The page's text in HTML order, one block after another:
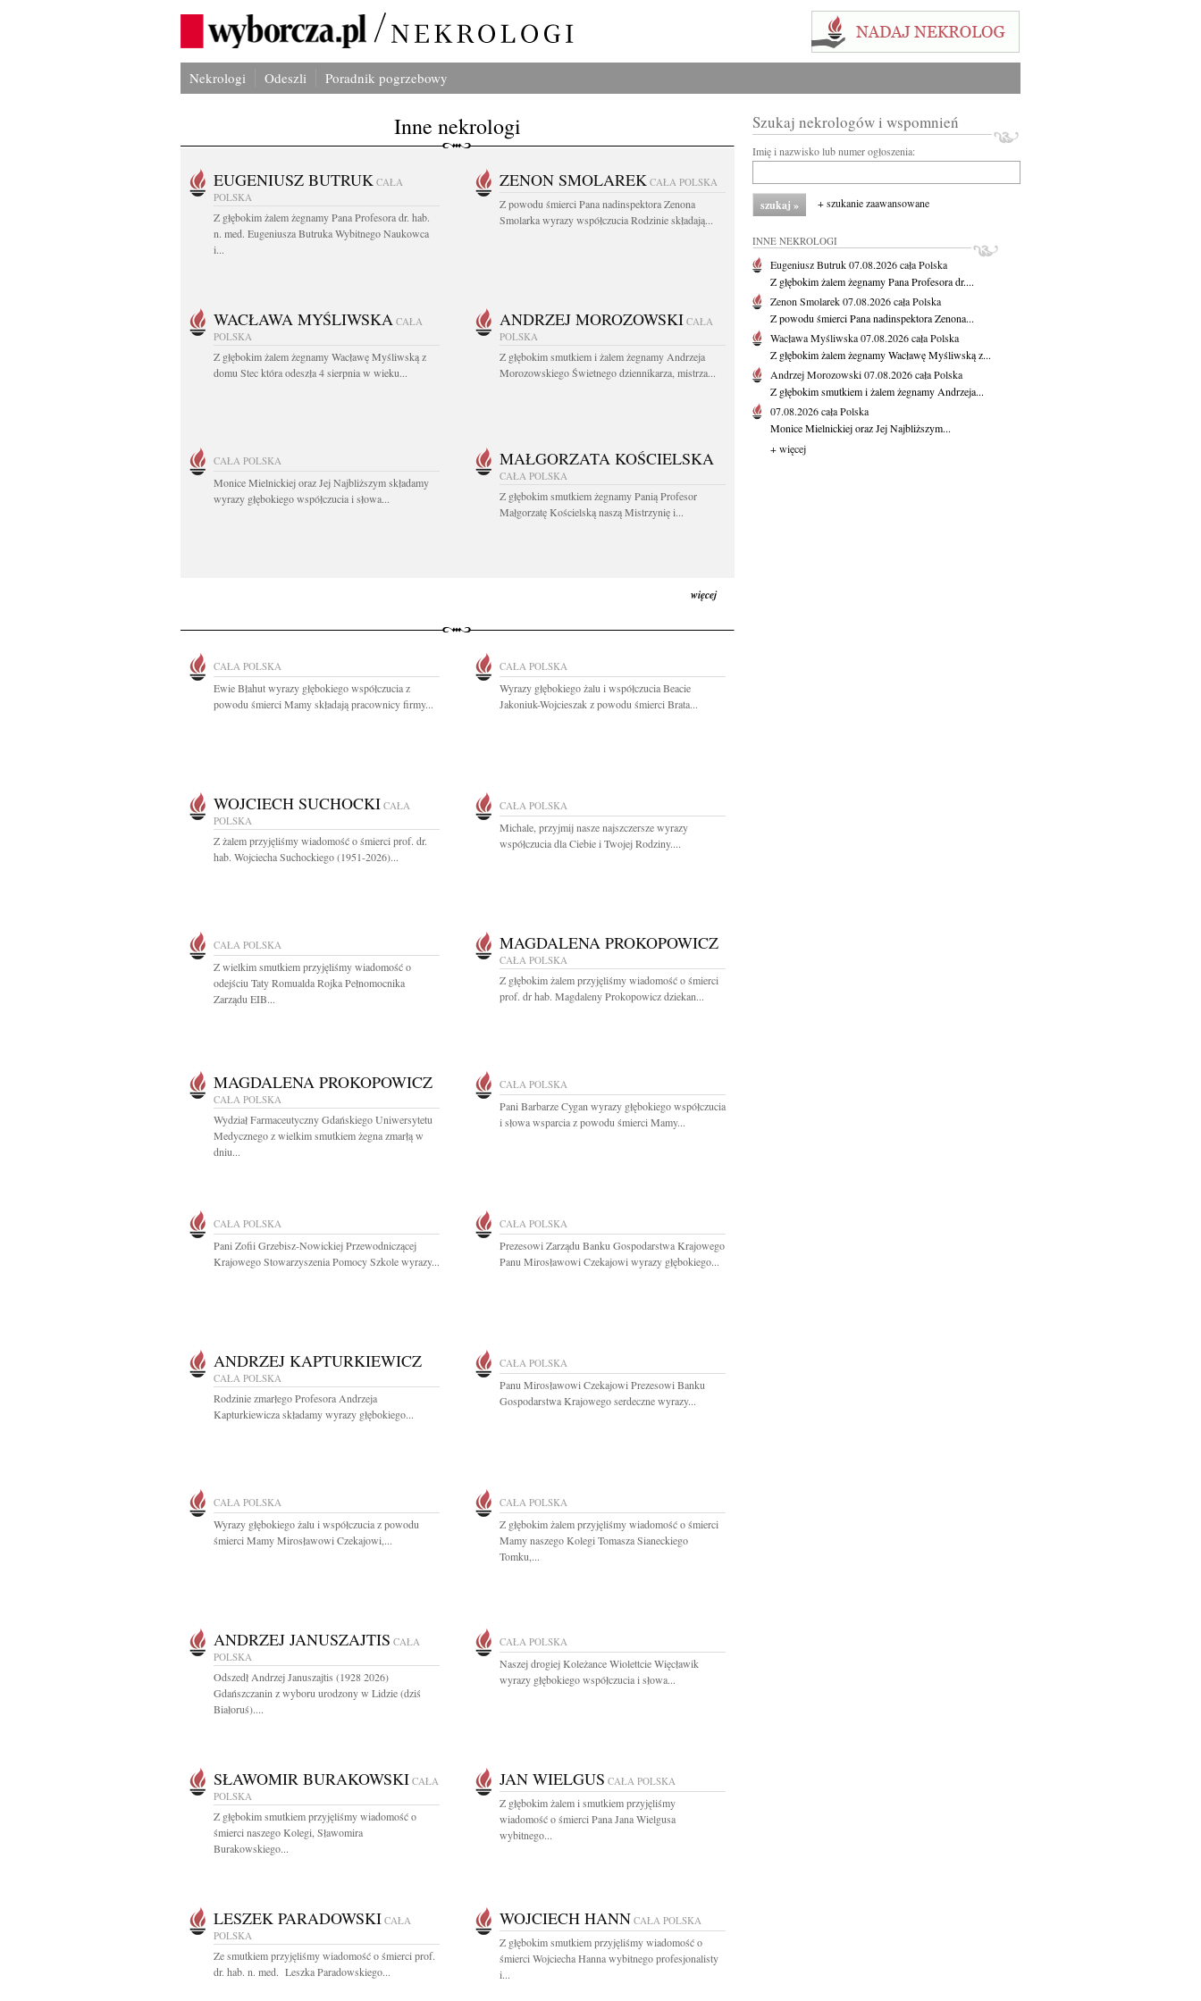
Nekrologi Odeszli Poradnik pogrzebowy
Inne nekrologi
EUGENIUSZ BUTRUK CAŁA
POLSKA
Z głębokim żalem żegnamy Pana Profesora dr. hab.
n. med. Eugeniusza Butruka Wybitnego Naukowca
i...
ZENON SMOLAREK CAŁA POLSKA
Z powodu śmierci Pana nadinspektora Zenona
Smolarka wyrazy współczucia Rodzinie składają...
WACŁAWA MYŚLIWSKA CAŁA
POLSKA
Z głębokim żalem żegnamy Wacławę Myśliwską z
domu Stec która odeszła 4 sierpnia w wieku...
ANDRZEJ MOROZOWSKI CAŁA
POLSKA
Z głębokim smutkiem i żalem żegnamy Andrzeja
Morozowskiego Świetnego dziennikarza, mistrza...
CAŁA POLSKA
Monice Mielnickiej oraz Jej Najbliższym składamy
wyrazy głębokiego współczucia i słowa...
MAŁGORZATA KOŚCIELSKA
CAŁA POLSKA
Z głębokim smutkiem żegnamy Panią Profesor
Małgorzatę Kościelską naszą Mistrzynię i...
więcej
CAŁA POLSKA
Ewie Błahut wyrazy głębokiego współczucia z
powodu śmierci Mamy składają pracownicy firmy...
CAŁA POLSKA
Wyrazy głębokiego żalu i współczucia Beacie
Jakoniuk-Wojcieszak z powodu śmierci Brata...
WOJCIECH SUCHOCKI CAŁA
POLSKA
Z żalem przyjęliśmy wiadomość o śmierci prof. dr.
hab. Wojciecha Suchockiego (1951-2026)...
CAŁA POLSKA
Michale, przyjmij nasze najszczersze wyrazy
współczucia dla Ciebie i Twojej Rodziny....
CAŁA POLSKA
Z wielkim smutkiem przyjęliśmy wiadomość o
odejściu Taty Romualda Rojka Pełnomocnika
Zarządu EIB...
MAGDALENA PROKOPOWICZ
CAŁA POLSKA
Z głębokim żalem przyjęliśmy wiadomość o śmierci
prof. dr hab. Magdaleny Prokopowicz dziekan...
MAGDALENA PROKOPOWICZ
CAŁA POLSKA
Wydział Farmaceutyczny Gdańskiego Uniwersytetu
Medycznego z wielkim smutkiem żegna zmarłą w
dniu...
CAŁA POLSKA
Pani Barbarze Cygan wyrazy głębokiego współczucia
i słowa wsparcia z powodu śmierci Mamy...
CAŁA POLSKA
Pani Zofii Grzebisz-Nowickiej Przewodniczącej
Krajowego Stowarzyszenia Pomocy Szkole wyrazy...
CAŁA POLSKA
Prezesowi Zarządu Banku Gospodarstwa Krajowego
Panu Mirosławowi Czekajowi wyrazy głębokiego...
ANDRZEJ KAPTURKIEWICZ
CAŁA POLSKA
Rodzinie zmarłego Profesora Andrzeja
Kapturkiewicza składamy wyrazy głębokiego...
CAŁA POLSKA
Panu Mirosławowi Czekajowi Prezesowi Banku
Gospodarstwa Krajowego serdeczne wyrazy...
CAŁA POLSKA
Wyrazy głębokiego żalu i współczucia z powodu
śmierci Mamy Mirosławowi Czekajowi,...
CAŁA POLSKA
Z głębokim żalem przyjęliśmy wiadomość o śmierci
Mamy naszego Kolegi Tomasza Sianeckiego
Tomku,...
ANDRZEJ JANUSZAJTIS CAŁA
POLSKA
Odszedł Andrzej Januszajtis (1928 2026)
Gdańszczanin z wyboru urodzony w Lidzie (dziś
Białoruś)....
CAŁA POLSKA
Naszej drogiej Koleżance Wiolettcie Więcławik
wyrazy głębokiego współczucia i słowa...
SŁAWOMIR BURAKOWSKI CAŁA
POLSKA
Z głębokim smutkiem przyjęliśmy wiadomość o
śmierci naszego Kolegi, Sławomira
Burakowskiego...
JAN WIELGUS CAŁA POLSKA
Z głębokim żalem i smutkiem przyjęliśmy
wiadomość o śmierci Pana Jana Wielgusa
wybitnego...
LESZEK PARADOWSKI CAŁA
POLSKA
Ze smutkiem przyjęliśmy wiadomość o śmierci prof.
dr. hab. n. med. Leszka Paradowskiego...
WOJCIECH HANN CAŁA POLSKA
Z głębokim smutkiem przyjęliśmy wiadomość o
śmierci Wojciecha Hanna wybitnego profesjonalisty
i...
Szukaj nekrologów i wspomnień
Imię i nazwisko lub numer ogłoszenia:
+ szukanie zaawansowane
INNE NEKROLOGI
Eugeniusz Butruk07.08.2026cała Polska
Z głębokim żalem żegnamy Pana Profesora dr....
Zenon Smolarek07.08.2026cała Polska
Z powodu śmierci Pana nadinspektora Zenona...
Wacława Myśliwska07.08.2026cała Polska
Z głębokim żalem żegnamy Wacławę Myśliwską z...
Andrzej Morozowski07.08.2026cała Polska
Z głębokim smutkiem i żalem żegnamy Andrzeja...
07.08.2026cała Polska
Monice Mielnickiej oraz Jej Najbliższym...
+ więcej